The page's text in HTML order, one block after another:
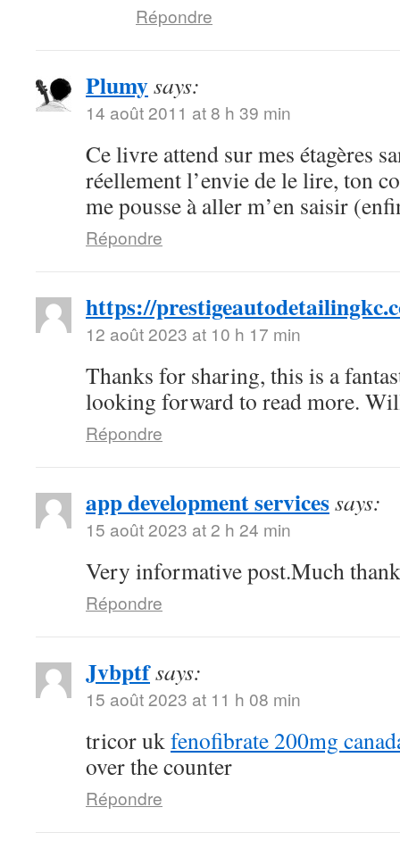
Répondre
Plumysays:
14 août 2011 at 8 h 39 min
Ce livre attend sur mes étagères
réellement l’envie de le lire, ton
me pousse à aller m’en saisir
Répondre
https://
12 août 2023 at 10 h 17 min
Thanks for sharing, this is a
looking forward to read more.
Répondre
app development servicessays:
15 août 2023 at 2 h 24 min
Very informative post.Much
Répondre
Jvbptfsays:
15 août 2023 at 11 h 08 min
tricor ukfenofibrate 200mg
over the counter
Répondre